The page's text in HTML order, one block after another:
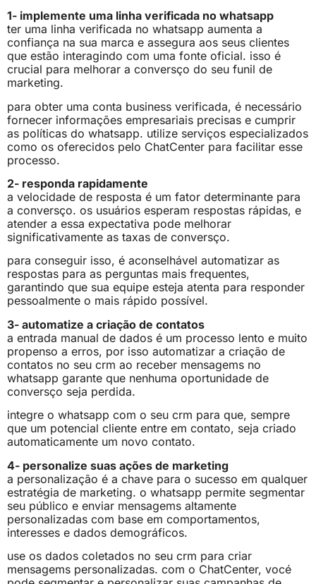
1- implemente uma linha verificada no whatsapp
ter uma linha verificada no whatsapp aumenta a
confiança na sua marca e assegura aos seus clientes
que estão interagindo com uma fonte oficial. isso é
crucial para melhorar a conversço do seu funil de
marketing.
para obter uma conta business verificada, é necessário
fornecer informações empresariais precisas e cumprir
as políticas do whatsapp. utilize serviços especializados
como os oferecidos pelo ChatCenter para facilitar esse
processo.
2- responda rapidamente
a velocidade de resposta é um fator determinante para
a conversço. os usuários esperam respostas rápidas, e
atender a essa expectativa pode melhorar
significativamente as taxas de conversço.
para conseguir isso, é aconselhável automatizar as
respostas para as perguntas mais frequentes,
garantindo que sua equipe esteja atenta para responder
pessoalmente o mais rápido possível.
3- automatize a criação de contatos
a entrada manual de dados é um processo lento e muito
propenso a erros, por isso automatizar a criação de
contatos no seu crm ao receber mensagems no
whatsapp garante que nenhuma oportunidade de
conversço seja perdida.
integre o whatsapp com o seu crm para que, sempre
que um potencial cliente entre em contato, seja criado
automaticamente um novo contato.
4- personalize suas ações de marketing
a personalização é a chave para o sucesso em qualquer
estratégia de marketing. o whatsapp permite segmentar
seu público e enviar mensagems altamente
personalizadas com base em comportamentos,
interesses e dados demográficos.
use os dados coletados no seu crm para criar
mensagems personalizadas. com o ChatCenter, vocé